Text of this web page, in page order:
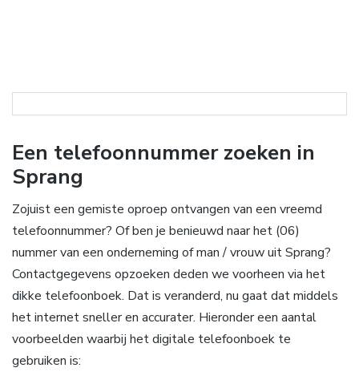
Een telefoonnummer zoeken in
Sprang
Zojuist een gemiste oproep ontvangen van een vreemd
telefoonnummer? Of ben je benieuwd naar het (06)
nummer van een onderneming of man / vrouw uit Sprang?
Contactgegevens opzoeken deden we voorheen via het
dikke telefoonboek. Dat is veranderd, nu gaat dat middels
het internet sneller en accurater. Hieronder een aantal
voorbeelden waarbij het digitale telefoonboek te
gebruiken is: